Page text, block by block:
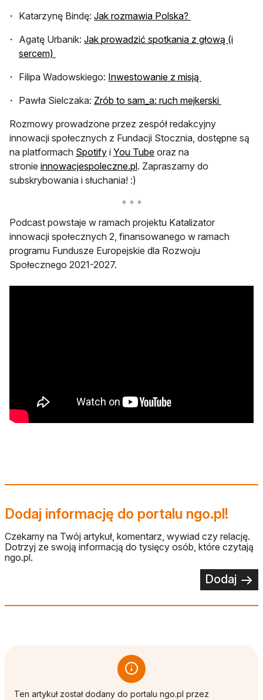
Katarzynę Bindę: Jak rozmawia Polska?
Agatę Urbanik: Jak prowadzić spotkania z głową (i
sercem)
Filipa Wadowskiego: Inwestowanie z misją
Pawła Sielczaka: Zrób to sam_a: ruch mejkerski
Rozmowy prowadzone przez zespół redakcyjny
innowacji społecznych z Fundacji Stocznia, dostępne są
na platformach Spotifyotwiera się w nowej karcie
i You Tubeotwiera się w nowej
oraz na
stronie innowacjespoleczne.plotwiera się w nowej karcie
. Zapraszamy do
subskrybowania i słuchania! :)
Podcast powstaje w ramach projektu Katalizator
innowacji społecznych 2, finansowanego w ramach
programu Fundusze Europejskie dla Rozwoju
Społecznego 2021-2027.
Dodaj informację do portalu ngo.pl!
Czekamy na Twój artykuł, komentarz, wywiad czy relację.
Dotrzyj ze swoją informacją do tysięcy osób, które czytają
ngo.pl.
Dodaj
Ten artykuł został dodany do portalu ngo.pl przez